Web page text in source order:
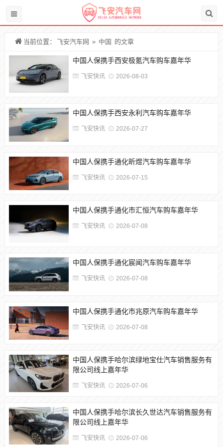
当前位置： 飞安汽车网 » 中国 的文章
中国人保携手西安极氪汽车购车嘉年华
飞安快讯 2026-08-03
中国人保携手西安永利汽车购车嘉年华
飞安快讯 2026-07-27
中国人保携手通化昕煜汽车购车嘉年华
飞安快讯 2026-07-15
中国人保携手通化市汇恒汽车购车嘉年华
飞安快讯 2026-07-08
中国人保携手通化宸闻汽车购车嘉年华
飞安快讯 2026-07-08
中国人保携手通化市兆原汽车购车嘉年华
飞安快讯 2026-07-08
中国人保携手哈尔滨绿地宝仕汽车销售服务有
限公司线上嘉年华
飞安快讯 2026-07-06
中国人保携手哈尔滨长久世达汽车销售服务有
限公司线上嘉年华
飞安快讯 2026-07-06